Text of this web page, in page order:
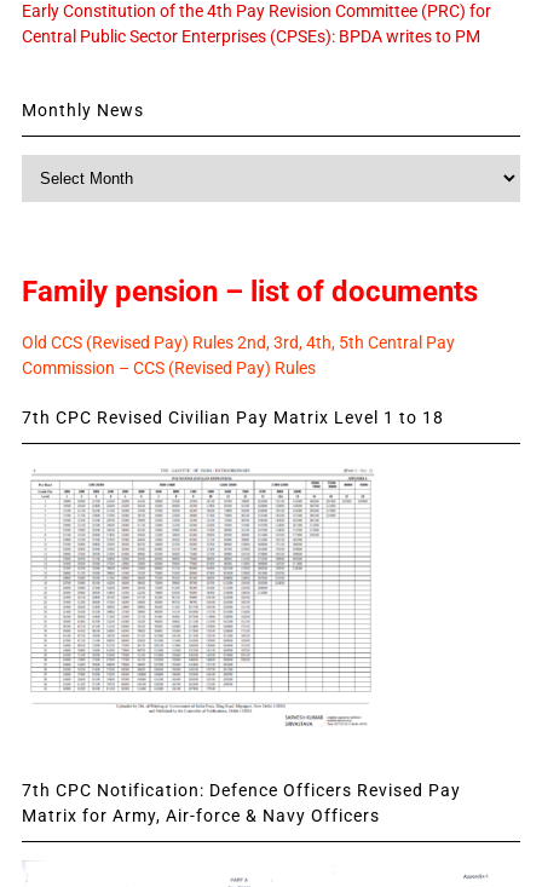
Early Constitution of the 4th Pay Revision Committee (PRC) for
Central Public Sector Enterprises (CPSEs): BPDA writes to PM
Monthly News
Family pension – list of documents
Old CCS (Revised Pay) Rules 2nd, 3rd, 4th, 5th Central Pay
Commission – CCS (Revised Pay) Rules
7th CPC Revised Civilian Pay Matrix Level 1 to 18
7th CPC Notification: Defence Officers Revised Pay
Matrix for Army, Air-force & Navy Officers